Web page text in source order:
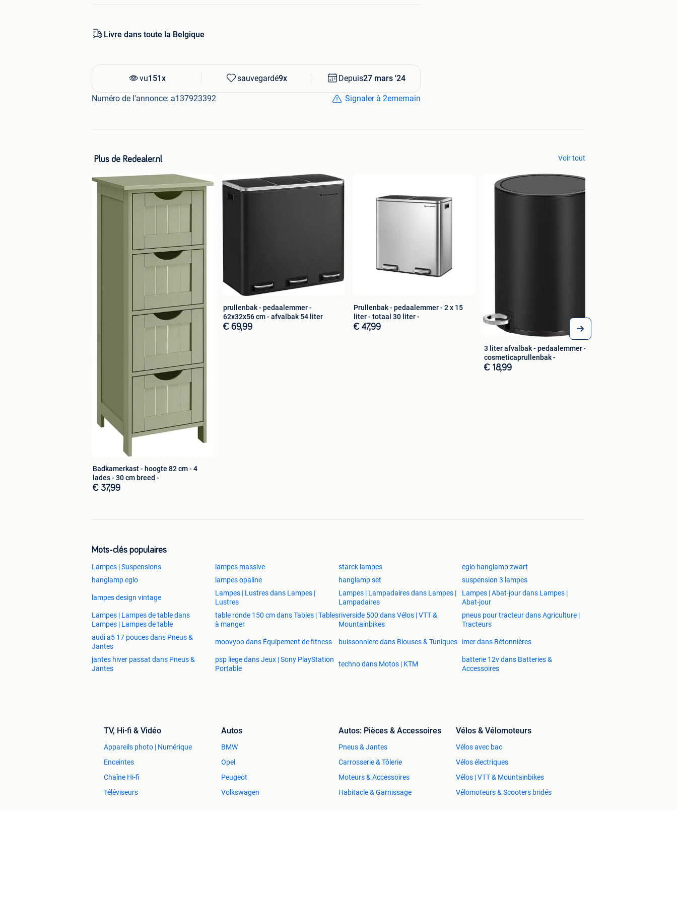
*Alle retourproducten worden grondig gecontroleerd voordat ze verkocht
worden.**Overtollige winkelvoorraden zijn nieuwe producten
Livre dans toute la Belgique
vu151x sauvegardé9x Depuis27 mars '24
Numéro de l'annonce: a137923392 Signaler à 2ememain
Plus de Redealer.nl Voir tout
Badkamerkast - hoogte 82 cm - 4
lades - 30 cm breed -
€ 37,99
prullenbak - pedaalemmer -
62x32x56 cm - afvalbak 54 liter
€ 69,99
Prullenbak - pedaalemmer - 2 x 15
liter - totaal 30 liter -
€ 47,99
3 liter afvalbak - pedaalemmer -
cosmeticaprullenbak -
€ 18,99
Mots-clés populaires
Lampes | Suspensions lampes massive starck lampes
eglo hanglamp zwart
hanglamp eglo
lampes opaline hanglamp set suspension 3 lampes
lampes design vintage
Lampes | Lustres dans Lampes |
Lustres
Lampes | Lampadaires dans Lampes |
Lampadaires
Lampes | Abat-jour dans Lampes |
Abat-jour
Lampes | Lampes de table dans
Lampes | Lampes de table
table ronde 150 cm dans Tables | Tables
à manger
riverside 500 dans Vélos | VTT &
Mountainbikes
pneus pour tracteur dans Agriculture |
Tracteurs
audi a5 17 pouces dans Pneus &
Jantes
moovyoo dans Équipement de fitness buissonniere dans Blouses & Tuniques imer dans Bétonnières
jantes hiver passat dans Pneus &
Jantes
psp liege dans Jeux | Sony PlayStation
Portable
techno dans Motos | KTM
batterie 12v dans Batteries &
Accessoires
TV, Hi-fi & Vidéo
Appareils photo | Numérique
Enceintes
Chaîne Hi-fi
Téléviseurs
Autos
BMW
Opel
Peugeot
Volkswagen
Autos: Pièces & Accessoires
Pneus & Jantes
Carrosserie & Tôlerie
Moteurs & Accessoires
Habitacle & Garnissage
Vélos & Vélomoteurs
Vélos avec bac
Vélos électriques
Vélos | VTT & Mountainbikes
Vélomoteurs & Scooters bridés